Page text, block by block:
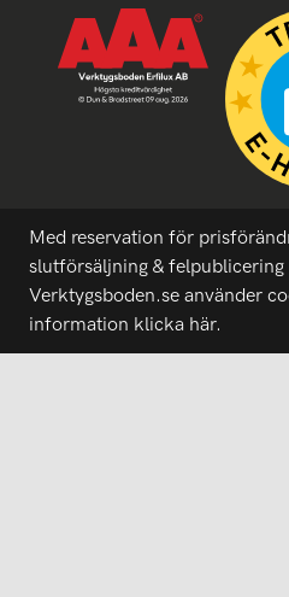
Med reservation för
slutförsäljning & felpublicering
Verktygsboden.se använder
information klicka här.